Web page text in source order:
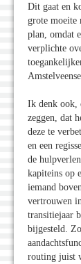
Dit gaat en
grote moeite
plan, omdat
verplichte
Ik denk ook,
zeggen, dat
deze te
en een
de
kapiteins op
iemand
vertrouwen
transitiejaar
bijgesteld.
routing juist